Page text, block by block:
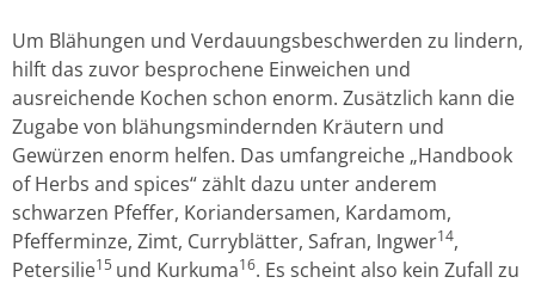
Um Blähungen und Verdauungsbeschwerden zu lindern,
hilft das zuvor besprochene Einweichen und
ausreichende Kochen schon enorm. Zusätzlich kann die
Zugabe von blähungsmindernden Kräutern und
Gewürzen enorm helfen. Das umfangreiche „Handbook
of Herbs and spices“ zählt dazu unter anderem
schwarzen Pfeffer, Koriandersamen, Kardamom,
Pfefferminze, Zimt, Curryblätter, Safran, Ingwer14,
Petersilie15 und Kurkuma16. Es scheint also kein Zufall zu